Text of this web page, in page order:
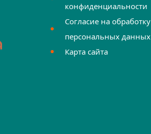
конфиденциальности
Согласие на обработку
персональных данных
Карта сайта